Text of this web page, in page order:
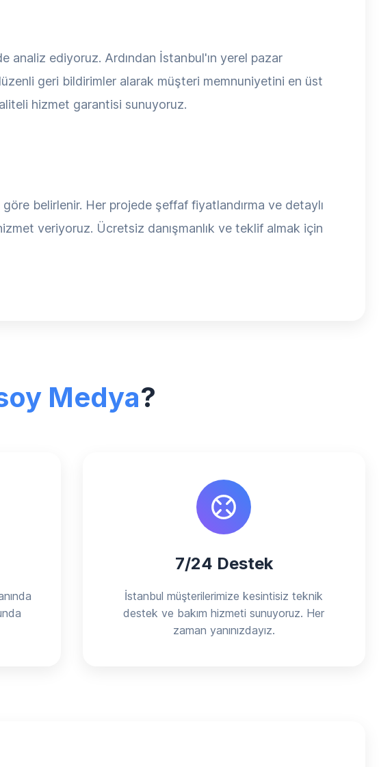
analiz ediyoruz. Ardından İstanbul'ın yerel pazar
geri bildirimler alarak müşteri memnuniyetini en üst
hizmet garantisi sunuyoruz.
belirlenir. Her projede şeffaf fiyatlandırma ve detaylı
veriyoruz. Ücretsiz danışmanlık ve teklif almak için
Medya?
7/24 Destek
İstanbul müşterilerimize kesintisiz teknik
destek ve bakım hizmeti sunuyoruz. Her
zaman yanınızdayız.